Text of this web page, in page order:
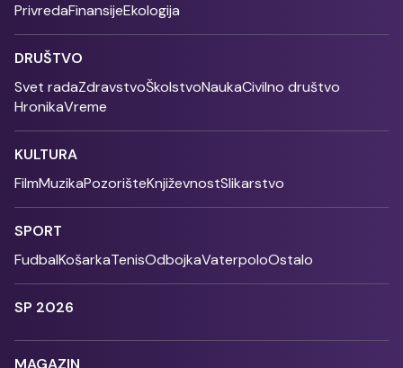
PrivredaFinansijeEkologija
DRUŠTVO
Svet radaZdravstvoŠkolstvoNaukaCivilno društvo
HronikaVreme
KULTURA
FilmMuzikaPozorišteKnjiževnostSlikarstvo
SPORT
FudbalKošarkaTenisOdbojkaVaterpoloOstalo
SP 2026
MAGAZIN